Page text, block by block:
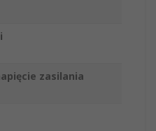
zasilania